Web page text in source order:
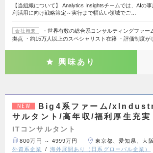
【当組織について】 Analytics Insightsチームでは、AIの事
利活用に向け戦略策定～実行まで幅広い領域でご…
会社概要
・世界有数の総合系コンサルティングファー
拠点 ・約15万人以上のスペシャリスト在籍 ・評価制度が
興味あり
NEW
Big4系ファーム/
サルタント/高年収/福利厚生充実
ITコンサルタント
800万円 ～ 4999万円
東京都、愛知県、大
外資系企業
海外展開あり（日系グローバル企業）